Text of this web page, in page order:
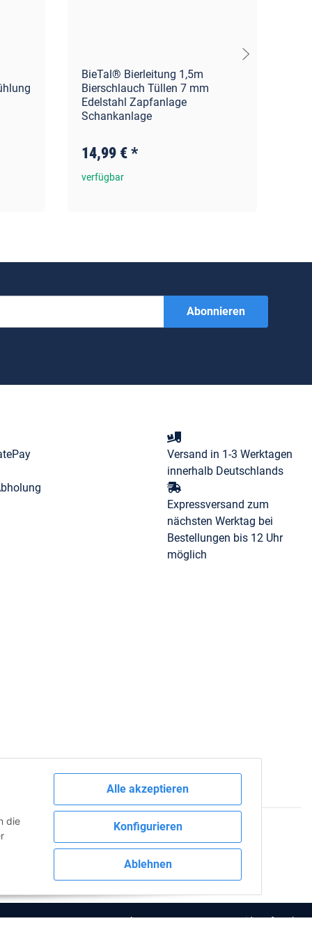
Alle akzeptieren
Konfigurieren
Ablehnen
die
BieTal® Bierleitung 1,5m
Bierschlauch Tüllen 7 mm
Edelstahl Zapfanlage
Schankanlage
14,99 €*
verfügbar
Abonnieren
Versand in 1-3 Werktagen
innerhalb Deutschlands
Expressversand zum
nächsten Werktag bei
Bestellungen bis 12 Uhr
möglich
Datenschutz|AGB|Impressum|Widerrufsrecht